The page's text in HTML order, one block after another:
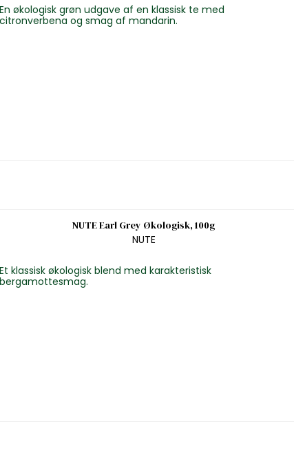
En økologisk grøn udgave af en klassisk te med
citronverbena og smag af mandarin.
NUTE Earl Grey Økologisk, 100g
NUTE
Et klassisk økologisk blend med karakteristisk
bergamottesmag.